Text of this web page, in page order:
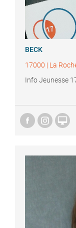
BECK
17000 | La
Info Jeunesse
